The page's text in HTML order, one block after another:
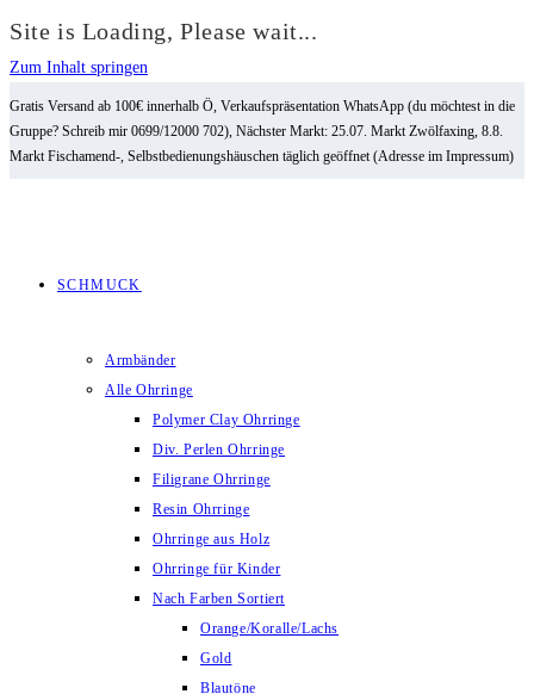
Site is Loading, Please wait...
Zum Inhalt springen
Gratis Versand ab 100€ innerhalb Ö, Verkaufspräsentation WhatsApp (du möchtest in die
Gruppe? Schreib mir 0699/12000 702), Nächster Markt: 25.07. Markt Zwölfaxing, 8.8.
Markt Fischamend-, Selbstbedienungshäuschen täglich geöffnet (Adresse im Impressum)
SCHMUCK
Armbänder
Alle Ohrringe
Polymer Clay Ohrringe
Div. Perlen Ohrringe
Filigrane Ohrringe
Resin Ohrringe
Ohrringe aus Holz
Ohrringe für Kinder
Nach Farben Sortiert
Orange/Koralle/Lachs
Gold
Blautöne